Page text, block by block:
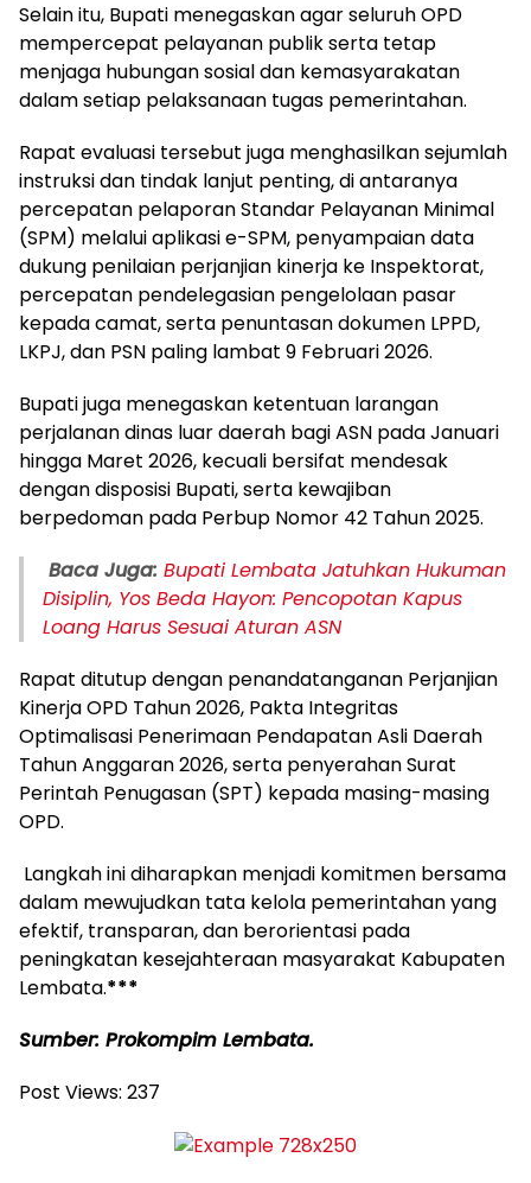
Selain itu, Bupati menegaskan agar seluruh OPD
mempercepat pelayanan publik serta tetap
menjaga hubungan sosial dan kemasyarakatan
dalam setiap pelaksanaan tugas pemerintahan.
Rapat evaluasi tersebut juga menghasilkan sejumlah
instruksi dan tindak lanjut penting, di antaranya
percepatan pelaporan Standar Pelayanan Minimal
(SPM) melalui aplikasi e-SPM, penyampaian data
dukung penilaian perjanjian kinerja ke Inspektorat,
percepatan pendelegasian pengelolaan pasar
kepada camat, serta penuntasan dokumen LPPD,
LKPJ, dan PSN paling lambat 9 Februari 2026.
Bupati juga menegaskan ketentuan larangan
perjalanan dinas luar daerah bagi ASN pada Januari
hingga Maret 2026, kecuali bersifat mendesak
dengan disposisi Bupati, serta kewajiban
berpedoman pada Perbup Nomor 42 Tahun 2025.
Baca Juga: Bupati Lembata Jatuhkan Hukuman
Disiplin, Yos Beda Hayon: Pencopotan Kapus
Loang Harus Sesuai Aturan ASN
Rapat ditutup dengan penandatanganan Perjanjian
Kinerja OPD Tahun 2026, Pakta Integritas
Optimalisasi Penerimaan Pendapatan Asli Daerah
Tahun Anggaran 2026, serta penyerahan Surat
Perintah Penugasan (SPT) kepada masing-masing
OPD.
Langkah ini diharapkan menjadi komitmen bersama
dalam mewujudkan tata kelola pemerintahan yang
efektif, transparan, dan berorientasi pada
peningkatan kesejahteraan masyarakat Kabupaten
Lembata.***
Sumber: Prokompim Lembata.
Post Views: 237